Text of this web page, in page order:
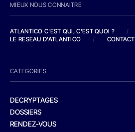
MIEUX NOUS CONNAITRE
ATLANTICO C'EST QUI, C'EST QUOI ?
/
LE RESEAU D'ATLANTICO
/ CONTACT
CATEGORIES
DECRYPTAGES
DOSSIERS
RENDEZ-VOUS